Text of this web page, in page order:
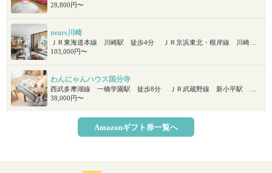
28,800円〜
nears川崎
103,000円〜
わんにゃんハウス国分寺
38,000円〜
Amazonギフト券一覧へ